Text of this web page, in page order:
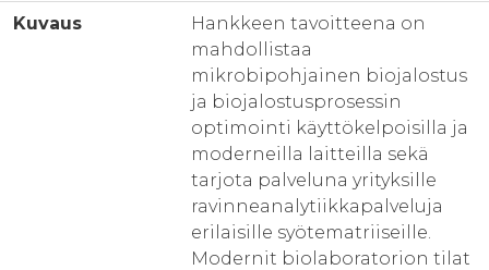
Kuvaus
Hankkeen tavoitteena on
mahdollistaa
mikrobipohjainen biojalostus
ja biojalostusprosessin
optimointi käyttökelpoisilla ja
moderneilla laitteilla sekä
tarjota palveluna yrityksille
ravinneanalytiikkapalveluja
erilaisille syötematriiseille.
Modernit biolaboratorion tilat